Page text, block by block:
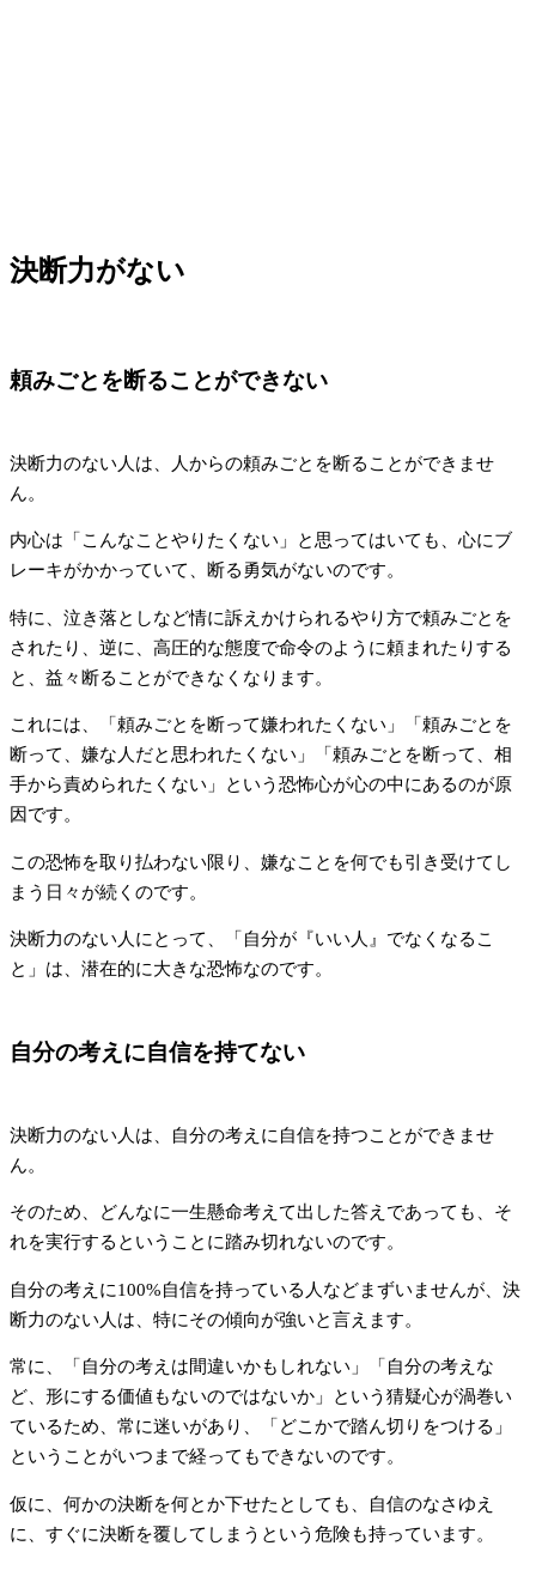
決断力がない
頼みごとを断ることができない
決断力のない人は、人からの頼みごとを断ることができませ
ん。
内心は「こんなことやりたくない」と思ってはいても、心にブ
レーキがかかっていて、断る勇気がないのです。
特に、泣き落としなど情に訴えかけられるやり方で頼みごとを
されたり、逆に、高圧的な態度で命令のように頼まれたりする
と、益々断ることができなくなります。
これには、「頼みごとを断って嫌われたくない」「頼みごとを
断って、嫌な人だと思われたくない」「頼みごとを断って、相
手から責められたくない」という恐怖心が心の中にあるのが原
因です。
この恐怖を取り払わない限り、嫌なことを何でも引き受けてし
まう日々が続くのです。
決断力のない人にとって、「自分が『いい人』でなくなるこ
と」は、潜在的に大きな恐怖なのです。
自分の考えに自信を持てない
決断力のない人は、自分の考えに自信を持つことができませ
ん。
そのため、どんなに一生懸命考えて出した答えであっても、そ
れを実行するということに踏み切れないのです。
自分の考えに100%自信を持っている人などまずいませんが、決
断力のない人は、特にその傾向が強いと言えます。
常に、「自分の考えは間違いかもしれない」「自分の考えな
ど、形にする価値もないのではないか」という猜疑心が渦巻い
ているため、常に迷いがあり、「どこかで踏ん切りをつける」
ということがいつまで経ってもできないのです。
仮に、何かの決断を何とか下せたとしても、自信のなさゆえ
に、すぐに決断を覆してしまうという危険も持っています。